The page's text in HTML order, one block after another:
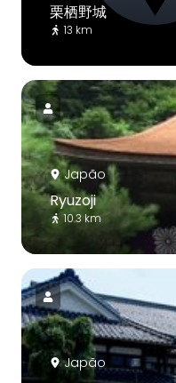
栗栖野城
13 km
Japão
Ryuzoji
10.3 km
Japão